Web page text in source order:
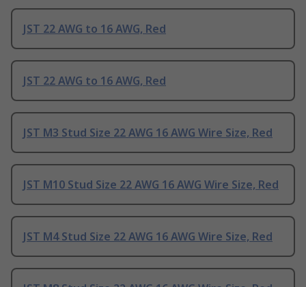
JST 22 AWG to 16 AWG, Red
JST 22 AWG to 16 AWG, Red
JST M3 Stud Size 22 AWG 16 AWG Wire Size, Red
JST M10 Stud Size 22 AWG 16 AWG Wire Size, Red
JST M4 Stud Size 22 AWG 16 AWG Wire Size, Red